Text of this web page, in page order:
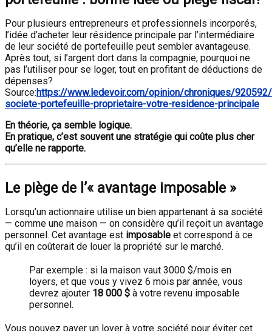
Pour plusieurs entrepreneurs et professionnels incorporés,
l’idée d’acheter leur résidence principale par l’intermédiaire
de leur société de portefeuille peut sembler avantageuse.
Après tout, si l’argent dort dans la compagnie, pourquoi ne
pas l’utiliser pour se loger, tout en profitant de déductions de
dépenses?
Source:https://www.ledevoir.com/opinion/chroniques/
societe-portefeuille-proprietaire-votre-residence-principale
En théorie, ça semble logique.
En pratique, c’est souvent une stratégie qui coûte plus cher
qu’elle ne rapporte.
Le piège de l’« avantage imposable »
Lorsqu’un actionnaire utilise un bien appartenant à sa société
— comme une maison — on considère qu’il reçoit un avantage
personnel. Cet avantage est imposable et correspond à ce
qu’il en coûterait de louer la propriété sur le marché.
Par exemple : si la maison vaut 3000 $/mois en
loyers, et que vous y vivez 6 mois par année, vous
devrez ajouter 18 000 $ à votre revenu imposable
personnel.
Vous pouvez payer un loyer à votre société pour éviter cet